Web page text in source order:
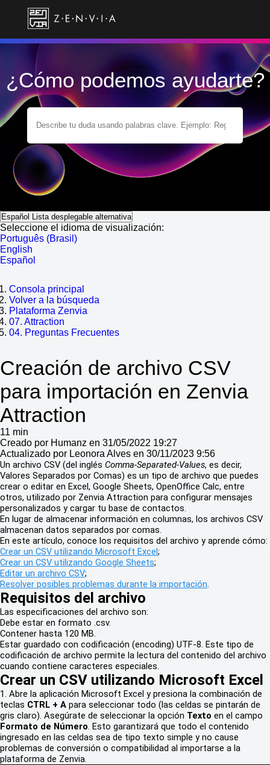
¿Cómo podemos ayudarte?
Español Lista desplegable alternativa
Seleccione el idioma de visualización:
Português (Brasil)
English
Español
Consola principal
Volver a la búsqueda
Plataforma Zenvia
07. Attraction
04. Preguntas Frecuentes
Creación de archivo CSV
para importación en Zenvia
Attraction
11 min
Creado por Humanz en 31/05/2022 19:27
Actualizado por Leonora Alves en 30/11/2023 9:56
Un archivo CSV (del inglés Comma-Separated-Values, es decir,
Valores Separados por Comas) es un tipo de archivo que puedes
crear o editar en Excel, Google Sheets, OpenOffice Calc, entre
otros, utilizado por Zenvia Attraction para configurar mensajes
personalizados y cargar tu base de contactos.
En lugar de almacenar información en columnas, los archivos CSV
almacenan datos separados por comas.
En este artículo, conoce los requisitos del archivo y aprende cómo:
Crear un CSV utilizando Microsoft Excel;
Crear un CSV utilizando Google Sheets;
Editar un archivo CSV;
Resolver posibles problemas durante la importación.
Requisitos del archivo
Las especificaciones del archivo son:
Debe estar en formato .csv.
Contener hasta 120 MB.
Estar guardado con codificación (encoding) UTF-8. Este tipo de
codificación de archivo permite la lectura del contenido del archivo
cuando contiene caracteres especiales.
Crear un CSV utilizando Microsoft Excel
1. Abre la aplicación Microsoft Excel y presiona la combinación de
teclas CTRL + A para seleccionar todo (las celdas se pintarán de
gris claro). Asegúrate de seleccionar la opción Texto en el campo
Formato de Número. Esto garantizará que todo el contenido
ingresado en las celdas sea de tipo texto simple y no cause
problemas de conversión o compatibilidad al importarse a la
plataforma de Zenvia.